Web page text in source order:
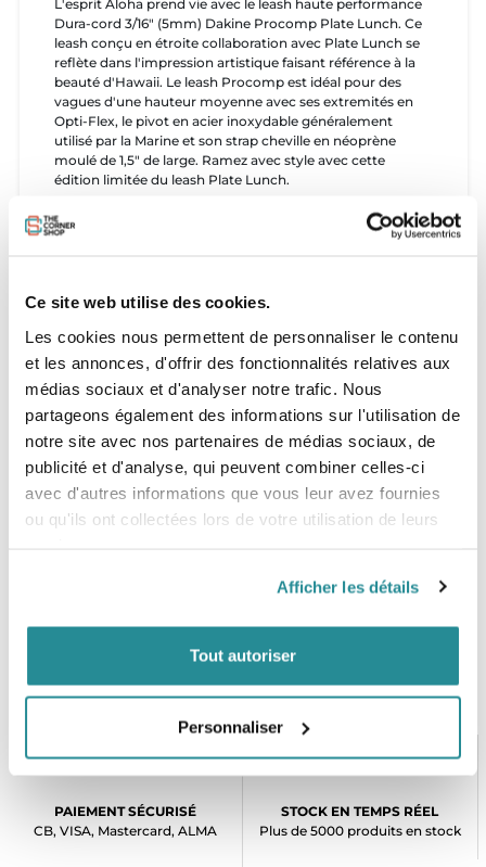
Ce site web utilise des cookies.
Les cookies nous permettent de personnaliser le contenu
et les annonces, d'offrir des fonctionnalités relatives aux
médias sociaux et d'analyser notre trafic. Nous
partageons également des informations sur l'utilisation de
notre site avec nos partenaires de médias sociaux, de
publicité et d'analyse, qui peuvent combiner celles-ci
avec d'autres informations que vous leur avez fournies
ou qu'ils ont collectées lors de votre utilisation de leurs
Afficher les détails
Tout autoriser
Personnaliser
L'esprit Aloha prend vie avec le leash haute performance
Dura-cord 3/16" (5mm) Dakine Procomp Plate Lunch. Ce
leash conçu en étroite collaboration avec Plate Lunch se
reflète dans l'impression artistique faisant référence à la
beauté d'Hawaii. Le leash Procomp est idéal pour des
vagues d'une hauteur moyenne avec ses extremités en
Opti-Flex, le pivot en acier inoxydable généralement
utilisé par la Marine et son strap cheville en néoprène
moulé de 1,5" de large. Ramez avec style avec cette
édition limitée du leash Plate Lunch.
Détails
Up to a shoulder high intended use
3/16" (5MM) highest quality urethane Dura-Cord for
maximum strength
1.5" (40MM) molded neoprene ankle cuff
Posi-Lock hook & loop closure
Redesigned molded Opti-Flex leash ends for maximum
durability
PAIEMENT SÉCURISÉ
CB, VISA, Mastercard, ALMA
STOCK EN TEMPS RÉEL
Plus de 5000 produits en stock